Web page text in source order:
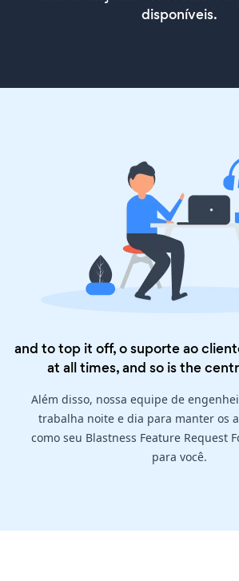
disponíveis.
and to top it off, o suporte ao
at all times, and so is the
Além disso, nossa equipe de
trabalha noite e dia para manter os
como seu Blastness Feature Request
para você.